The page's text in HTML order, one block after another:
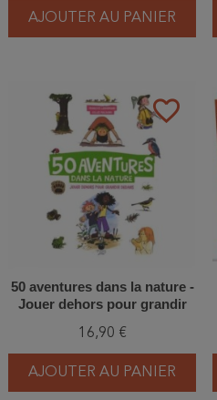
AJOUTER AU PANIER
favorite_border
50 aventures dans la nature -
Jouer dehors pour grandir
16,90 €
AJOUTER AU PANIER